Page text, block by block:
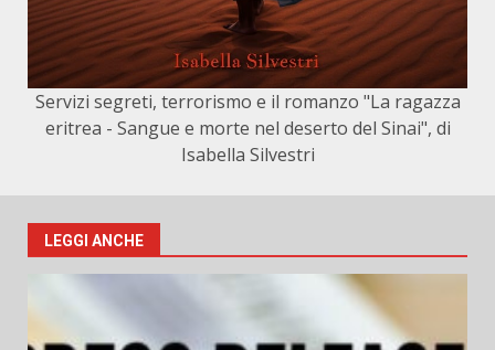
Servizi segreti, terrorismo e il romanzo "La ragazza
eritrea - Sangue e morte nel deserto del Sinai", di
Isabella Silvestri
LEGGI ANCHE